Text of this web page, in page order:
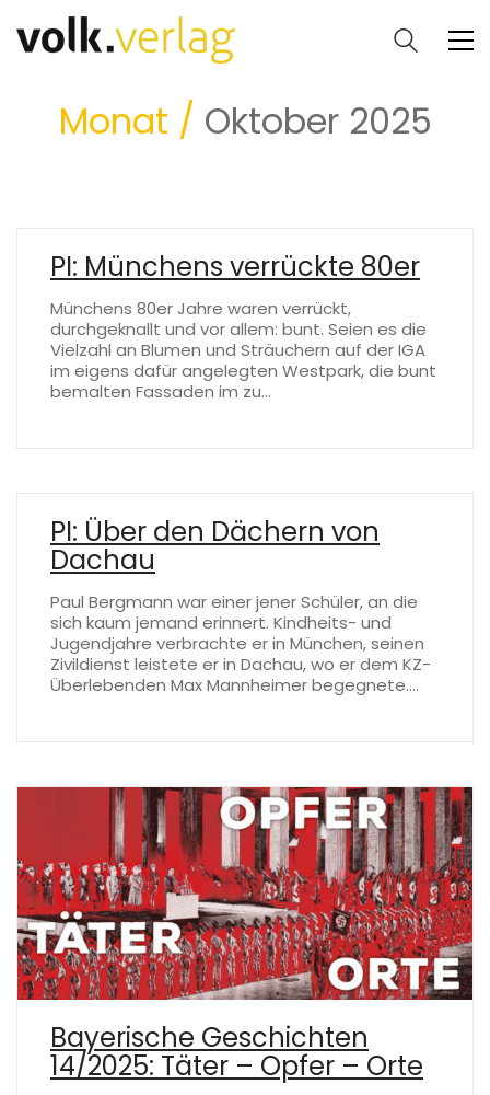
Monat / Oktober 2025
PI: Münchens verrückte 80er
Münchens 80er Jahre waren verrückt,
durchgeknallt und vor allem: bunt. Seien es die
Vielzahl an Blumen und Sträuchern auf der IGA
im eigens dafür angelegten Westpark, die bunt
bemalten Fassaden im zu…
PI: Über den Dächern von
Dachau
Paul Bergmann war einer jener Schüler, an die
sich kaum jemand erinnert. Kindheits- und
Jugendjahre verbrachte er in München, seinen
Zivildienst leistete er in Dachau, wo er dem KZ-
Überlebenden Max Mannheimer begegnete.…
Bayerische Geschichten
14/2025: Täter – Opfer – Orte